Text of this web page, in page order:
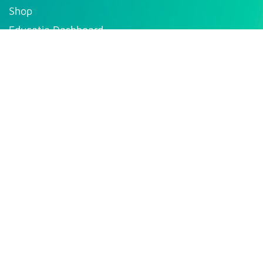
S​hop
Educatie Dashboard